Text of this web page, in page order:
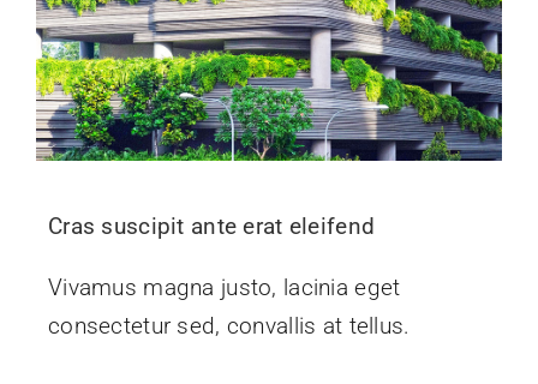
Cras suscipit ante erat eleifend
Vivamus magna justo, lacinia eget
consectetur sed, convallis at tellus.